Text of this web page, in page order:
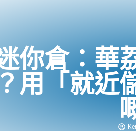
你倉：華
用「就近